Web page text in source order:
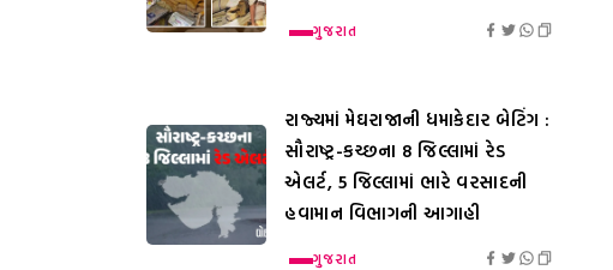
ગુજરાત
રાજ્યમાં મેઘરાજાની ધમાકેદાર બેટિંગ :
સૌરાષ્ટ્ર-કચ્છના 8 જિલ્લામાં રેડ
એલર્ટ, 5 જિલ્લામાં ભારે વરસાદની
હવામાન વિભાગની આગાહી
ગુજરાત